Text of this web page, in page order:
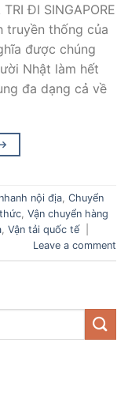
ĐI SINGAPORE
truyền thống của
được chúng
Nhật làm hết
đa dạng cả về
→
nội địa, Chuyển
, Vận chuyển hàng
, Vận tải quốc tế
Leave a comment